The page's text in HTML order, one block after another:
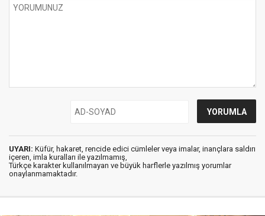
UYARI: Küfür, hakaret, rencide edici cümleler veya imalar, inançlara saldırı
içeren, imla kuralları ile yazılmamış,
Türkçe karakter kullanılmayan ve büyük harflerle yazılmış yorumlar
onaylanmamaktadır.